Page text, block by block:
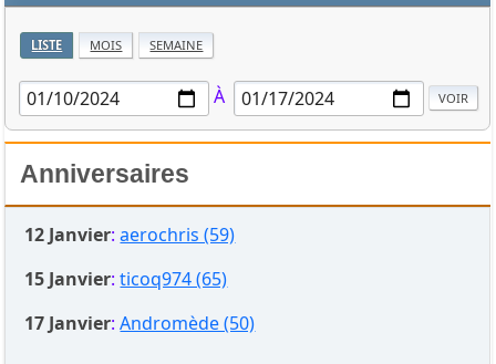
LISTE MOIS SEMAINE
À
Anniversaires
12 Janvier:aerochris (59)
15 Janvier:ticoq974 (65)
17 Janvier:Andromède (50)